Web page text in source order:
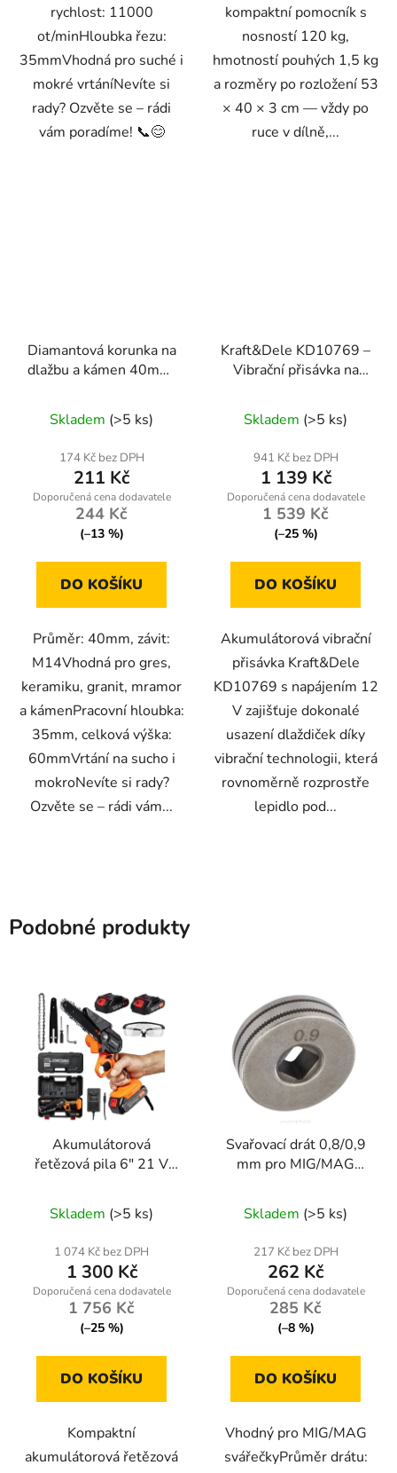
rychlost: 11000
ot/minHloubka řezu:
35mmVhodná pro suché i
mokré vrtáníNevíte si
rady? Ozvěte se – rádi
vám poradíme! 📞😊
kompaktní pomocník s
nosností 120 kg,
hmotností pouhých 1,5 kg
a rozměry po rozložení 53
× 40 × 3 cm — vždy po
ruce v dílně,...
Diamantová korunka na
dlažbu a kámen 40mm,
Skladem (>5 ks)
174 Kč bez DPH
211 Kč
244 Kč
(–13 %)
DO KOŠÍKU
Průměr: 40mm, závit:
M14Vhodná pro gres,
keramiku, granit, mramor
a kámenPracovní hloubka:
35mm, celková výška:
60mmVrtání na sucho i
mokroNevíte si rady?
Ozvěte se – rádi vám...
Kraft&Dele KD10769 –
Vibrační přisávka na
Skladem (>5 ks)
941 Kč bez DPH
1 139 Kč
1 539 Kč
(–25 %)
DO KOŠÍKU
Akumulátorová vibrační
přisávka Kraft&Dele
KD10769 s napájením 12
V zajišťuje dokonalé
usazení dlaždiček díky
vibrační technologii, která
rovnoměrně rozprostře
lepidlo pod...
Podobné produkty
Akumulátorová
řetězová pila 6" 21 V
Skladem (>5 ks)
1 074 Kč bez DPH
1 300 Kč
1 756 Kč
(–25 %)
DO KOŠÍKU
Kompaktní
akumulátorová řetězová
Svařovací drát 0,8/0,9
mm pro MIG/MAG
Skladem (>5 ks)
217 Kč bez DPH
262 Kč
285 Kč
(–8 %)
DO KOŠÍKU
Vhodný pro MIG/MAG
svářečkyPrůměr drátu: